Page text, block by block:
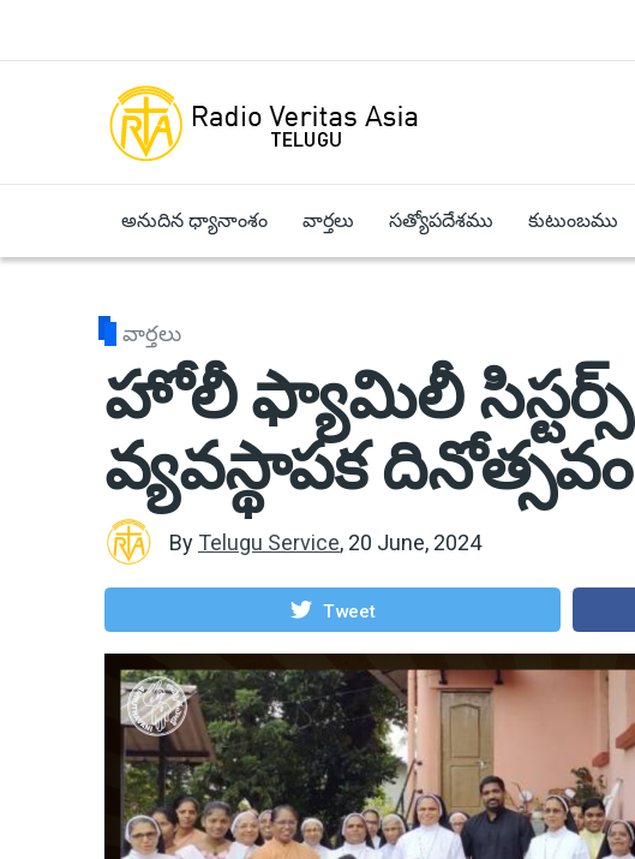
అనుదిన ధ్యానాంశం వార్తలు సత్యోపదేశము కుటుంబము
వార్తలు
హోలీ ఫ్యామిలీ సిస్టర్స్
వ్యవస్థాపక దినోత్సవం
By Telugu Service, 20 June, 2024
Tweet